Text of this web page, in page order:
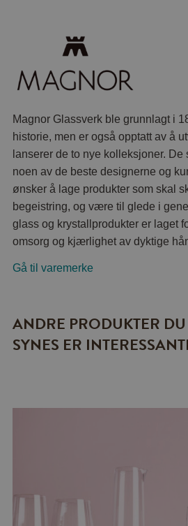
Magnor Glassverk ble grunnlagt i
historie, men er også opptatt av å
lanserer de to nye kolleksjoner. De
noen av de beste designerne og
ønsker å lage produkter som skal
begeistring, og være til glede i
glass og krystallprodukter er laget
omsorg og kjærlighet av dyktige
Gå til varemerke
ANDRE PRODUKTER
SYNES ER